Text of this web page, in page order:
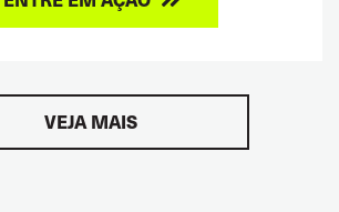
VEJA MAIS